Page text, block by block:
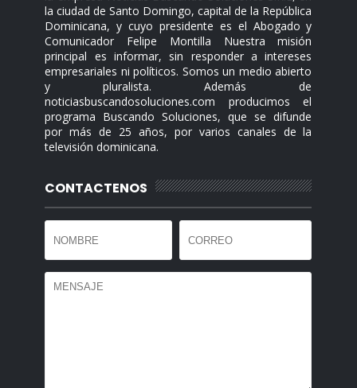
la ciudad de Santo Domingo, capital de la República
Dominicana, y cuyo presidente es el Abogado y
Comunicador Felipe Montilla Nuestra misión
principal es informar, sin responder a intereses
empresariales ni políticos. Somos un medio abierto
y pluralista. Además de
noticiasbuscandosoluciones.com producimos el
programa Buscando Soluciones, que se difunde
por más de 25 años, por varios canales de la
televisión dominicana.
CONTACTENOS